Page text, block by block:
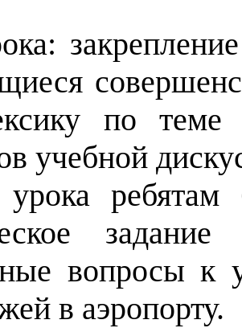
по теме
учебной
ребятам
вопросы к
в аэропорту.